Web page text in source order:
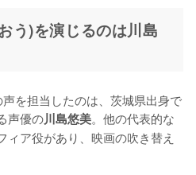
う)を演じるのは川島
を担当したのは、茨城県出身で
声優の川島悠美。他の代表的な
ア役があり、映画の吹き替え